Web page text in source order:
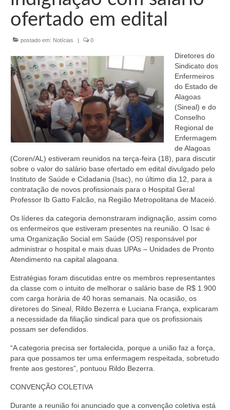
Conselheiros e Diretoria
Câmaras Técnicas
Carta de Serviços ao Cidadão
Governança
Transparência e Prestação de Contas
Eleições
Eleições 2023
Eleições Anteriores
Editais e licitação
Eleições
Fiscalização
Responsabilidade Técnica
Legislações
Portarias
Desagravo Público
ofertado em edital
postado em: Notícias | 0
Diretores do
Sindicato dos
Enfermeiros
do Estado de
Alagoas
(Sineal) e do
Conselho
Regional de
Enfermagem
de Alagoas
(Coren/AL) estiveram reunidos na terça-feira (18), para discutir
sobre o valor do salário base ofertado em edital divulgado pelo
Instituto de Saúde e Cidadania (Isac), no último dia 12, para a
contratação de novos profissionais para o Hospital Geral
Professor Ib Gatto Falcão, na Região Metropolitana de Maceió.
Os líderes da categoria demonstraram indignação, assim como
os enfermeiros que estiveram presentes na reunião. O Isac é
uma Organização Social em Saúde (OS) responsável por
administrar o hospital e mais duas UPAs – Unidades de Pronto
Atendimento na capital alagoana.
Estratégias foram discutidas entre os membros representantes
da classe com o intuito de melhorar o salário base de R$ 1.900
com carga horária de 40 horas semanais. Na ocasião, os
diretores do Sineal, Rildo Bezerra e Luciana França, explicaram
a necessidade da filiação sindical para que os profissionais
possam ser defendidos.
“A categoria precisa ser fortalecida, porque a união faz a força,
para que possamos ter uma enfermagem respeitada, sobretudo
frente aos gestores”, pontuou Rildo Bezerra.
CONVENÇÃO COLETIVA
Durante a reunião foi anunciado que a convenção coletiva está